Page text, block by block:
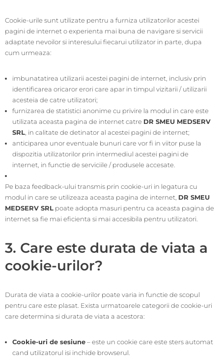
Cookie-urile sunt utilizate pentru a furniza utilizatorilor acestei
pagini de internet o experienta mai buna de navigare si servicii
adaptate nevoilor si interesului fiecarui utilizator in parte, dupa
cum urmeaza:
imbunatatirea utilizarii acestei pagini de internet, inclusiv prin
identificarea oricaror erori care apar in timpul vizitarii / utilizarii
acesteia de catre utilizatori;
furnizarea de statistici anonime cu privire la modul in care este
utilizata aceasta pagina de internet catre DR SMEU MEDSERV
SRL , in calitate de detinator al acestei pagini de internet;
anticiparea unor eventuale bunuri care vor fi in viitor puse la
dispozitia utilizatorilor prin intermediul acestei pagini de
internet, in functie de serviciile / produsele accesate.
Pe baza feedback-ului transmis prin cookie-uri in legatura cu
modul in care se utilizeaza aceasta pagina de internet, DR SMEU
MEDSERV SRL poate adopta masuri pentru ca aceasta pagina de
internet sa fie mai eficienta si mai accesibila pentru utilizatori.
3. Care este durata de viata a
cookie-urilor?
Durata de viata a cookie-urilor poate varia in functie de scopul
pentru care este plasat. Exista urmatoarele categorii de cookie-uri
care determina si durata de viata a acestora:
Cookie-uri de sesiune– este un cookie care este sters automat
cand utilizatorul isi inchide browserul.